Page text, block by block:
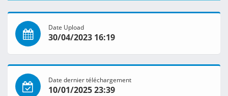
Date Upload
30/04/2023 16:19
Date dernier téléchargement
10/01/2025 23:39